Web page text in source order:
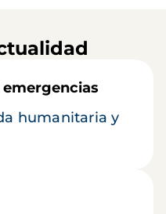
humanitaria y